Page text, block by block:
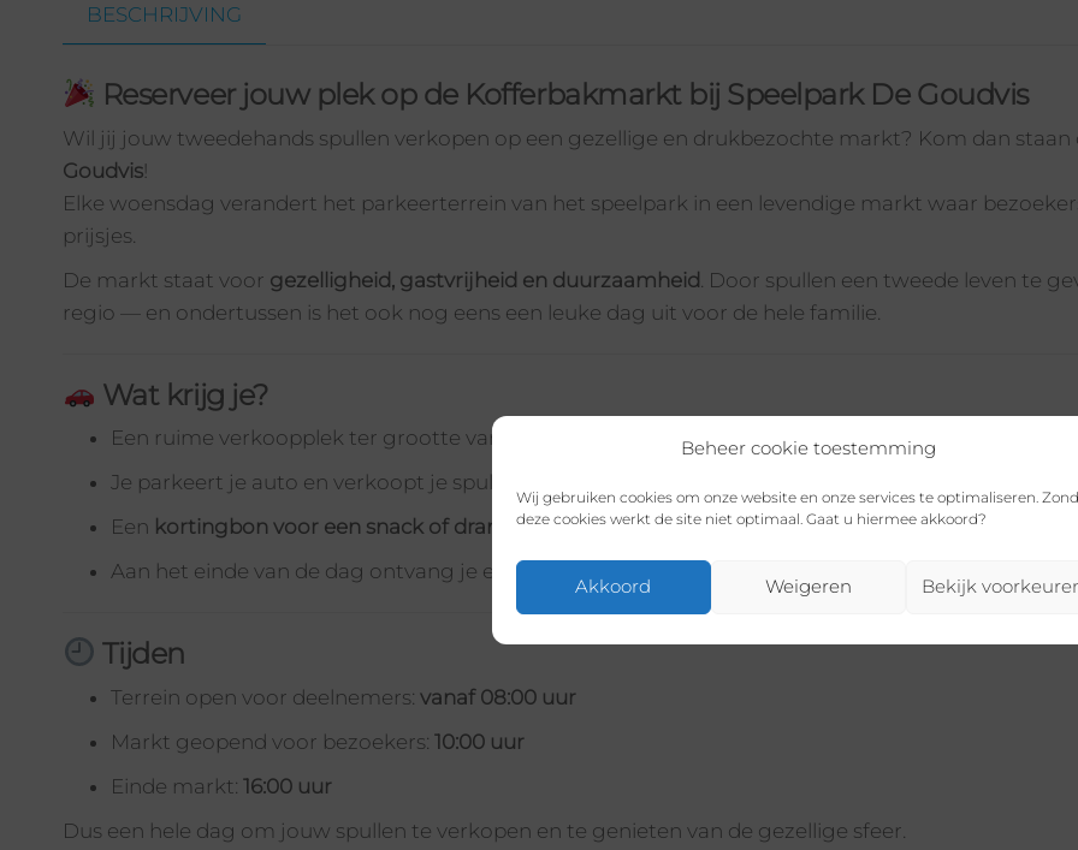
Beheer cookie toestemming
Wij gebruiken cookies om onze website en onze services te optimaliseren.
deze cookies werkt de site niet optimaal. Gaat u hiermee akkoord?
Akkoord Weigeren Bekijk
BESCHRIJVING
Reserveer jouw plek op de Kofferbakmarkt bij Speelpark De Goudvis
Wil jij jouw tweedehands spullen verkopen op een gezellige en drukbezochte markt? Kom dan
Goudvis!
Elke woensdag verandert het parkeerterrein van het speelpark in een levendige markt waar
prijsjes.
De markt staat voor gezelligheid, gastvrijheid en duurzaamheid . Door spullen een tweede leven te
regio — en ondertussen is het ook nog eens een leuke dag uit voor de hele familie.
Wat krijg je?
Een ruime verkoopplek ter grootte van
twee parkeerplaatsen (5 meter).
Je parkeert je auto en verkoopt je spullen direct
Een kortingbon voor een snack of drankje in de Snackbar.
Aan het einde van de dag ontvang je een
, zodat je
Tijden
Terrein open voor deelnemers: vanaf 08:00 uur
Markt geopend voor bezoekers: 10:00 uur
Einde markt: 16:00 uur
Dus een hele dag om jouw spullen te verkopen en te genieten van de gezellige sfeer.